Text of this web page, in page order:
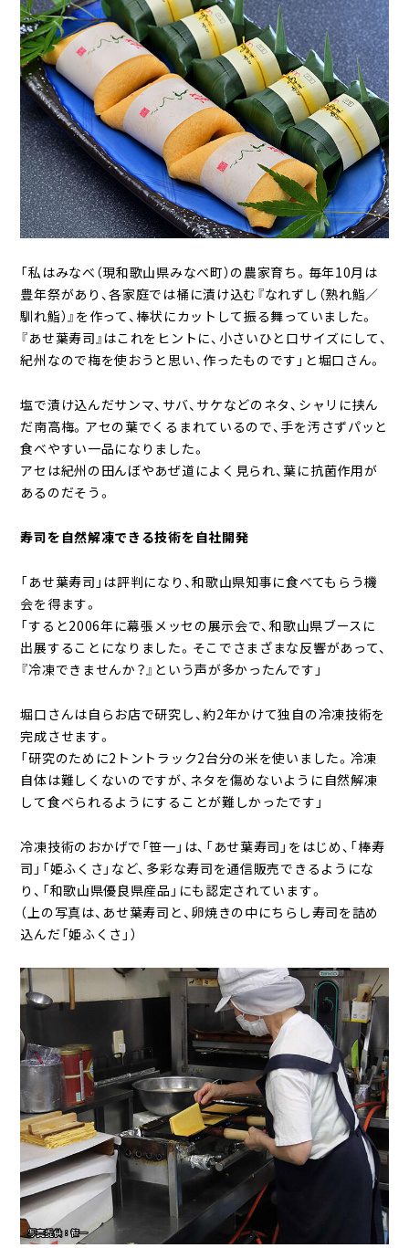
「私はみなべ（現和歌山県みなべ町）の農家育ち。毎年10月は
豊年祭があり、各家庭では桶に漬け込む『なれずし（熟れ鮨／
馴れ鮨）』を作って、棒状にカットして振る舞っていました。
『あせ葉寿司』はこれをヒントに、小さいひと口サイズにして、
紀州なので梅を使おうと思い、作ったものです」と堀口さん。
塩で漬け込んだサンマ、サバ、サケなどのネタ、シャリに挟ん
だ南高梅。アセの葉でくるまれているので、手を汚さずパッと
食べやすい一品になりました。
アセは紀州の田んぼやあぜ道によく見られ、葉に抗菌作用が
あるのだそう。
寿司を自然解凍できる技術を自社開発
「あせ葉寿司」は評判になり、和歌山県知事に食べてもらう機
会を得ます。
「すると2006年に幕張メッセの展示会で、和歌山県ブースに
出展することになりました。そこでさまざまな反響があって、
『冷凍できませんか？』という声が多かったんです」
堀口さんは自らお店で研究し、約2年かけて独自の冷凍技術を
完成させます。
「研究のために2トントラック2台分の米を使いました。冷凍
自体は難しくないのですが、ネタを傷めないように自然解凍
して食べられるようにすることが難しかったです」
冷凍技術のおかげで「笹一」は、「あせ葉寿司」をはじめ、「棒寿
司」「姫ふくさ」など、多彩な寿司を通信販売できるようにな
り、「和歌山県優良県産品」にも認定されています。
（上の写真は、あせ葉寿司と、卵焼きの中にちらし寿司を詰め
込んだ「姫ふくさ」）